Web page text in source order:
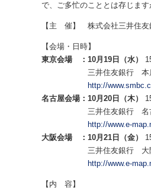
で、ご多忙のこととは存じま
【主 催】 株式会社三井住友
【会場・日時】
東京会場 ：10月19日（水）
三井住友銀行 本店3
http://
名古屋会場：10月20日（木）
三井住友銀行 名古屋
http://www.e-
大阪会場 ：10月21日（金）
三井住友銀行 大阪
http://www.e-
【内 容】